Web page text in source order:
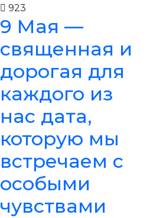
923
9 Мая —
священная и
дорогая для
каждого из
нас дата,
которую мы
встречаем с
особыми
чувствами